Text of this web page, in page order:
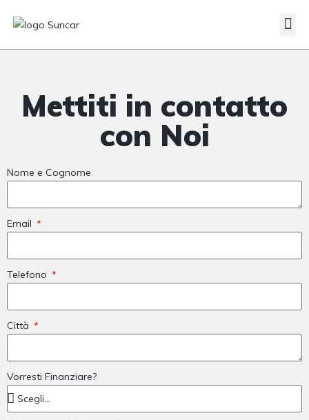
Mettiti in contatto
con Noi
Nome e Cognome
Email
Telefono
Città
Vorresti Finanziare?